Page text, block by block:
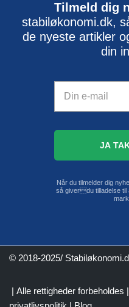
Tilmeld dig
stabiløkonomi.dk,
de nyeste artikler
din
Når du tilmelder dig
så giverdu tilladelse til
© 2018-2025/
| Alle rettigheder forbeholdes |